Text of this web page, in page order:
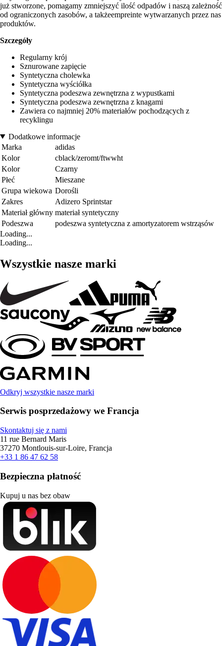
już stworzone, pomagamy zmniejszyć ilość odpadów i naszą zależność
od ograniczonych zasobów, a takżeempreinte wytwarzanych przez nas
produktów.
Szczegóły
Regularny krój
Sznurowane zapięcie
Syntetyczna cholewka
Syntetyczna wyściółka
Syntetyczna podeszwa zewnętrzna z wypustkami
Syntetyczna podeszwa zewnętrzna z knagami
Zawiera co najmniej 20% materiałów pochodzących z
recyklingu
Dodatkowe informacje
Marka
adidas
Kolor
cblack/zeromt/ftwwht
Kolor
Czarny
Płeć
Mieszane
Grupa wiekowa Dorośli
Zakres
Adizero Sprintstar
Materiał główny materiał syntetyczny
Podeszwa
podeszwa syntetyczna z amortyzatorem wstrząsów
Loading...
Loading...
Wszystkie nasze marki
Odkryj wszystkie nasze marki
Serwis posprzedażowy we Francja
Skontaktuj się z nami
11 rue Bernard Maris
37270 Montlouis-sur-Loire, Francja
+33 1 86 47 62 58
Bezpieczna płatność
Kupuj u nas bez obaw